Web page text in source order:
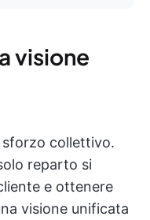
visione
sforzo collettivo.
reparto si
e ottenere
visione unificata